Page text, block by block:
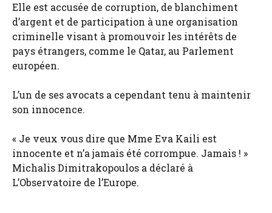
Elle est accusée de corruption, de blanchiment
d’argent et de participation à une organisation
criminelle visant à promouvoir les intérêts de
pays étrangers, comme le Qatar, au Parlement
européen.
L’un de ses avocats a cependant tenu à maintenir
son innocence.
« Je veux vous dire que Mme Eva Kaili est
innocente et n’a jamais été corrompue. Jamais ! »
Michalis Dimitrakopoulos a déclaré à
L’Observatoire de l’Europe.